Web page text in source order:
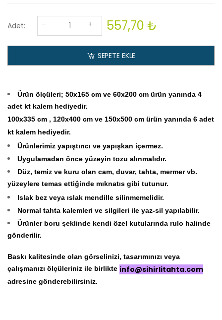
Adet: 557,70 ₺
SEPETE EKLE
Ürün ölçüleri; 50x165 cm ve 60x200 cm ürün yanında 4
adet kt kalem hediyedir.
100x335 cm , 120x400 cm ve 150x500 cm ürün yanında 6 adet
kt kalem hediyedir.
Ürünlerimiz yapıştırıcı ve yapışkan içermez.
Uygulamadan önce yüzeyin tozu alınmalıdır.
Düz, temiz ve kuru olan cam, duvar, tahta, mermer vb.
yüzeylere temas ettiğinde mıknatıs gibi tutunur.
Islak bez veya ıslak mendille silinmemelidir.
Normal tahta kalemleri ve silgileri ile yaz-sil yapılabilir.
Ürünler boru şeklinde kendi özel kutularında rulo halinde
gönderilir.
Baskı kalitesinde olan görselinizi, tasarımınızı veya
çalışmanızı ölçüleriniz ile birlikte info@sihirlitahta.com
adresine gönderebilirsiniz.